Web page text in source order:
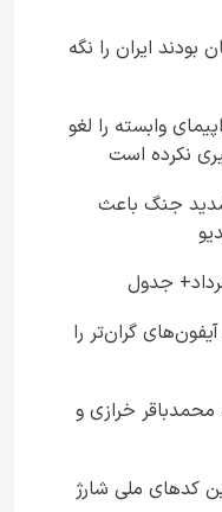
بودند ایران را نگه
وابسته را لغو
نکرده است
جنگ باعث
گران‌تر را
خرازی و
فردا برای این کدهای ملی شارژ